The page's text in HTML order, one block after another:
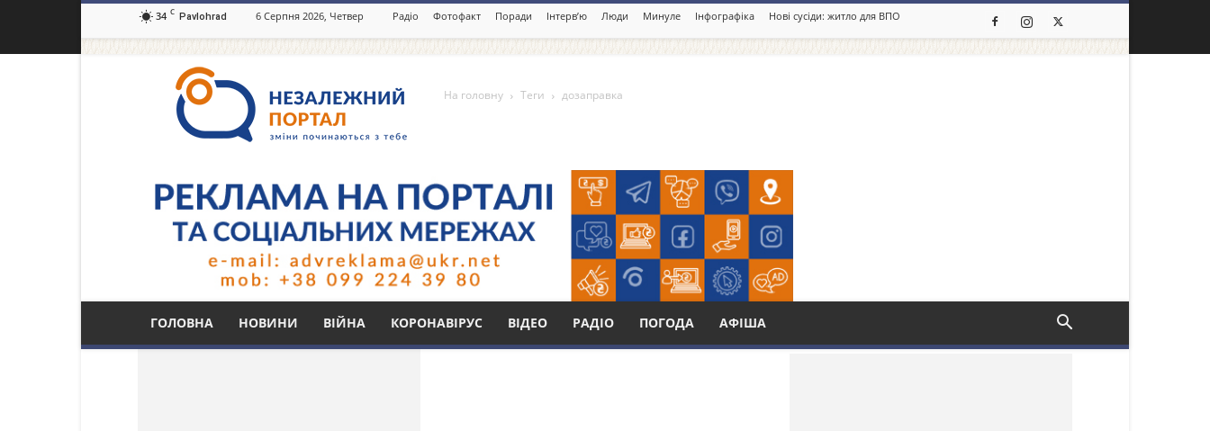
34 C Pavlohrad 6 Серпня 2026, Четвер Радіо Фотофакт Поради Інтерв’ю Люди Минуле Інфографіка Нові сусіди: житло для ВПО
портал
Павлоград.dp.ua
ГОЛОВНА НОВИНИ ВІЙНА КОРОНАВІРУС ВІДЕО РАДІО ПОГОДА АФІША
На головну Теги дозаправка
Тег: дозаправка